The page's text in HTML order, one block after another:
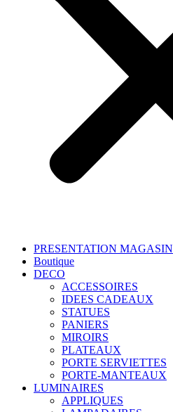
PRESENTATION MAGASIN
Boutique
DECO
ACCESSOIRES
IDEES CADEAUX
STATUES
PANIERS
MIROIRS
PLATEAUX
PORTE SERVIETTES
PORTE-MANTEAUX
LUMINAIRES
APPLIQUES